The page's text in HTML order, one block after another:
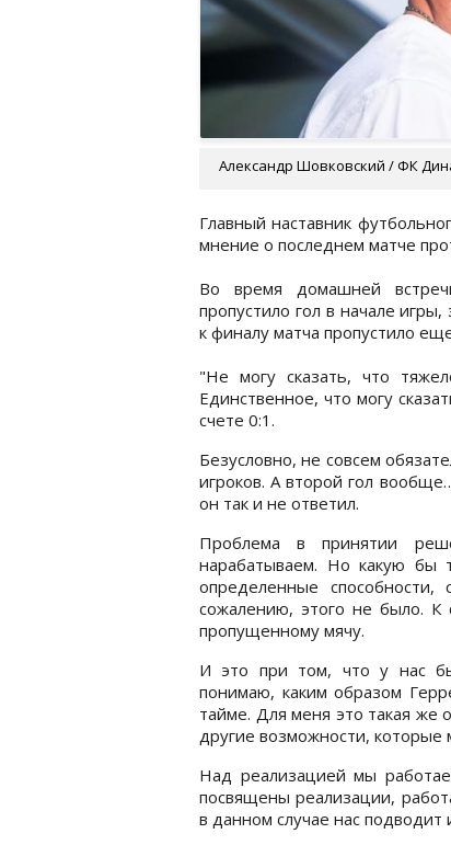
Александр Шовковский / ФК
Главный наставник
мнение о последнем матче
Во время домашней
пропустило гол в начале
к финалу матча пропустило
"Не могу сказать, что
Единственное, что могу
счете 0:1.
Безусловно, не совсем
игроков. А второй гол
он так и не ответил.
Проблема в принятии
нарабатываем. Но какую бы
определенные
сожалению, этого не было. К
пропущенному мячу.
И это при том, что у нас
понимаю, каким образом
тайме. Для меня это такая же
другие возможности, которые
Над реализацией мы
посвящены реализации,
в данном случае нас